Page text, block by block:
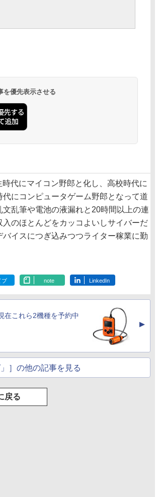
を優先表示させる
代にマイコン野郎と化し、高校時代に
にコンピュータゲーム野郎となって道
乱筆や電池の液漏れと20時間以上の連
のほとんどをカッコよいしサイバーだ
イスにつぎ込みつつライター稼業に勤
ブ note LinkedIn
在これら2機種を予約中
▲
］の他の記事を見る
戻る